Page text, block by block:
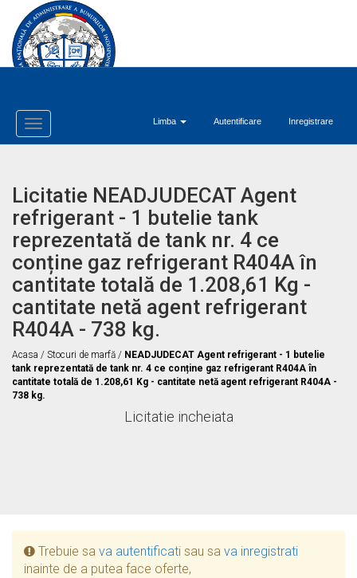
Limba Autentificare Inregistrare
Toggle
Navigation
Licitatie NEADJUDECAT Agent
refrigerant - 1 butelie tank
reprezentată de tank nr. 4 ce
conține gaz refrigerant R404A în
cantitate totală de 1.208,61 Kg -
cantitate netă agent refrigerant
R404A - 738 kg.
Acasa / Stocuri de marfă / NEADJUDECAT Agent refrigerant - 1 butelie
tank reprezentată de tank nr. 4 ce conține gaz refrigerant R404A în
cantitate totală de 1.208,61 Kg - cantitate netă agent refrigerant R404A -
738 kg.
Licitatie incheiata
Trebuie sa va autentificati sau sa va inregistrati
inainte de a putea face oferte,